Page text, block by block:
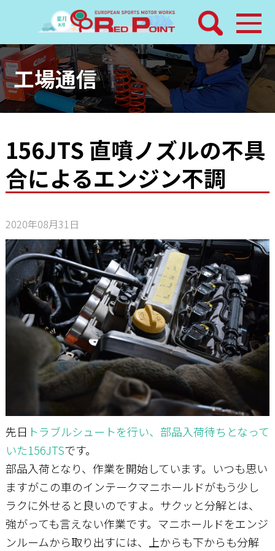
検索
ホーム
トピックス
レッドポイントパーツ
店舗案内
工場通信
お問い合わせ
工場通信
156JTS 直噴ノズルの不具
合によるエンジン不調
2020年08月31日
先日 トラブルシュートを行い、部品入荷待ちとなって
いた156JTSです。
部品入荷となり、作業を開始しています。いつも思い
ますがこの車のインテークマニホールドがもう少し
ラクに外せると良いのですよ。サクッと分解とは、
強がっても言えない作業です。マニホールドをエンジ
ンルームから取り出すには、上からも下からも分解